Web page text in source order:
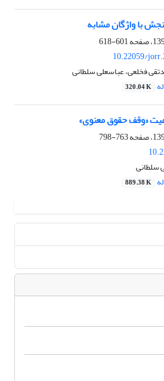
با واژگان مشابه
601-618
10.22059/
فخلعی، عباسعلی سلطانی
320.04 K
«وقف حقوق معنوی»
763-798
سلطانی
889.38 K